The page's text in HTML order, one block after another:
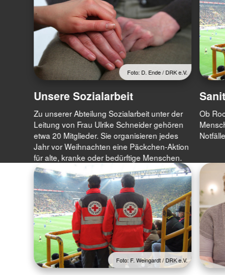
Foto: D. Ende / DRK e.V.
Unsere Sozialarbeit
Zu unserer Abteilung Sozialarbeit unter der
Leitung von Frau Ulrike Schneider gehören
etwa 20 Mitglieder. Sie organisieren jedes
Jahr vor Weihnachten eine Päckchen-Aktion
für alte, kranke oder bedürftige Menschen.
Ob
Foto: F. Weingardt / DRK e.V.